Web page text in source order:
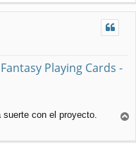
i
Playing Cards -
con el proyecto.